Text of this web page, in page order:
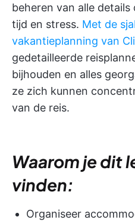
beheren van alle
tijd en stress. Met de
vakantieplanning van
gedetailleerde
bijhouden en alles
ze zich kunnen
van de reis.
Waarom je dit
vinden:
Organiseer